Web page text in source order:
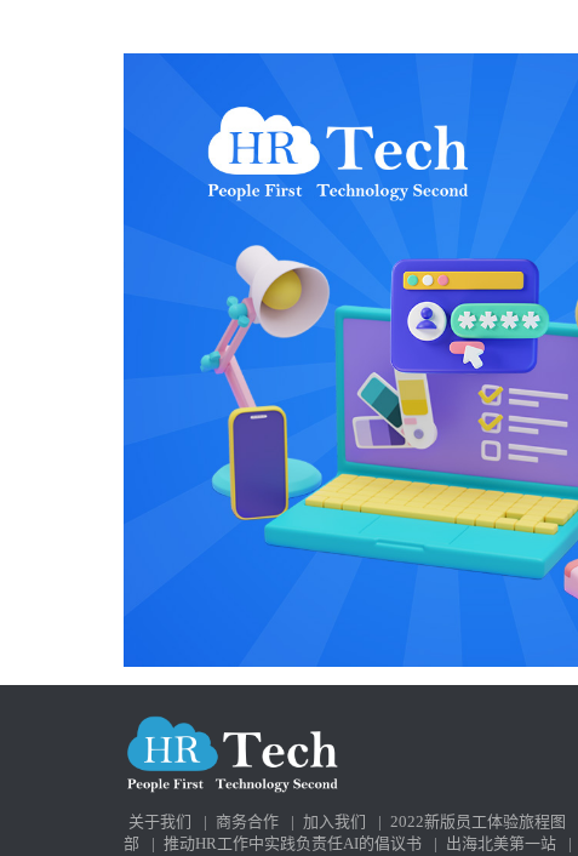
关于我们 | 商务合作 | 加入我们 | 2022新版员工体验旅程图
部
| 推动HR工作中实践负责任AI的倡议书 | 出海北美第一站 |